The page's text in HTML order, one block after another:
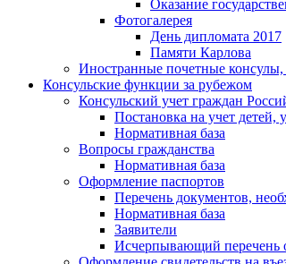
Оказание
Фотогалерея
День дипломата 2017
Памяти Карлова
Иностранные почетные
Консульские функции за рубежом
Консульский учет граждан
Постановка на учет
Нормативная база
Вопросы гражданства
Нормативная база
Оформление паспортов
Перечень документов,
Нормативная база
Заявители
Исчерпывающий перечень